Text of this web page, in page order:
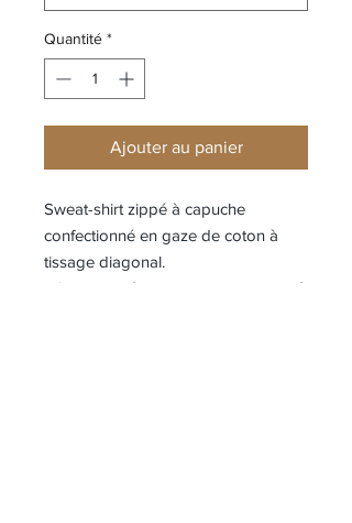
Quantité *
Ajouter au panier
Sweat-shirt zippé à capuche
confectionné en gaze de coton à
tissage diagonal.
- Capuche réglable avec logo brodé